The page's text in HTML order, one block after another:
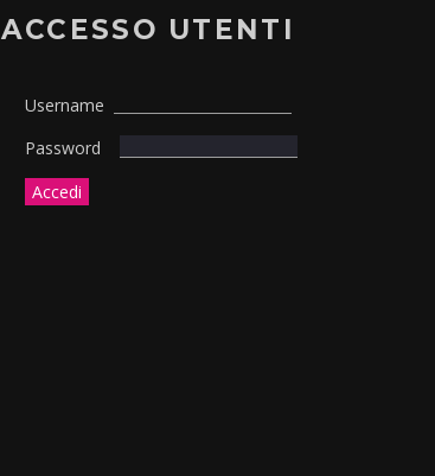
ACCESSO UTENTI
Username
Password